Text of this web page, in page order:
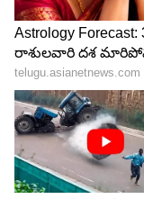
సెక్స్ లో పాల్గొన్న
పైకి ఎత్తాలి. అలాగే
శుభ్రం
అండంతో
అవకాశాలు
అనుకున్న వారు
చేసుకోవడం మంచిది.